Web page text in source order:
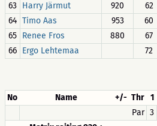
63 Harry Järmut 920 62
64 Timo Aas 953 60
65 Renee Fros 880 67
66 Ergo Lehtemaa 72
No Name +/- Thr 1
Par 3